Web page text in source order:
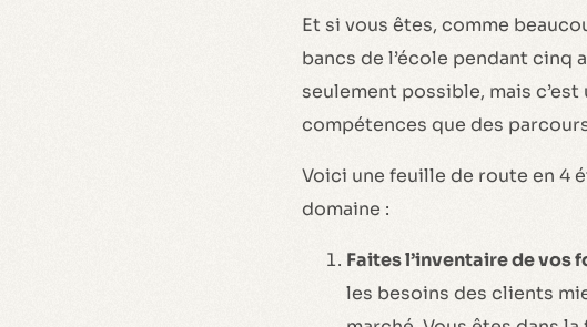
Et si vous êtes, comme
bancs de l’école pendant cinq
seulement possible, mais
compétences que des
Voici une feuille de route en 4
domaine :
Faites l’inventaire de vos
les besoins des clients